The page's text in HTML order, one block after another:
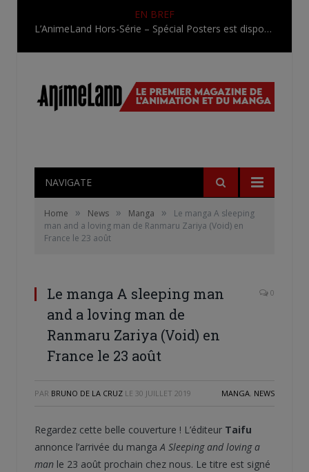
EN BREF
L’AnimeLand Hors-Série – Spécial Posters est disponible !
NAVIGATE
Home » News » Manga »
Le manga A sleeping
man and a loving man de Ranmaru Zariya (Void) en
France le 23 août
Le manga A sleeping man
and a loving man de
Ranmaru Zariya (Void) en
France le 23 août
0
PAR BRUNO DE LA CRUZ LE 30 JUILLET 2019 MANGA, NEWS
Regardez cette belle couverture ! L’éditeur Taifu
annonce l’arrivée du mangaA Sleeping and loving a
man le 23 août prochain chez nous. Le titre est signé